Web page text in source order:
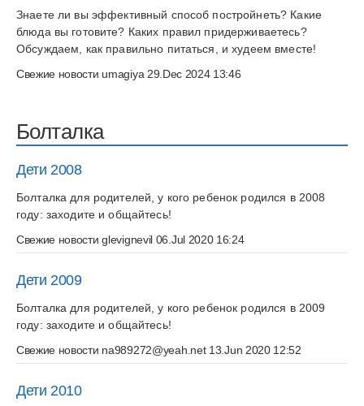
Знаете ли вы эффективный способ постройнеть? Какие
блюда вы готовите? Каких правил придерживаетесь?
Обсуждаем, как правильно питаться, и худеем вместе!
Свежие новости umagiya 29.Dec 2024 13:46
Болталка
Дети 2008
Болталка для родителей, у кого ребенок родился в 2008
году: заходите и общайтесь!
Свежие новостиglevignevil 06.Jul 2020 16:24
Дети 2009
Болталка для родителей, у кого ребенок родился в 2009
году: заходите и общайтесь!
Свежие новости na989272@yeah.net13.Jun 2020 12:52
Дети 2010